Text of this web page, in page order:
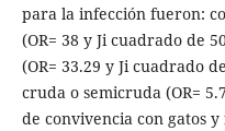
para la infección fueron:
(OR= 38 y Ji cuadrado de
(OR= 33.29 y Ji cuadrado
cruda o semicruda (OR=
de convivencia con gatos